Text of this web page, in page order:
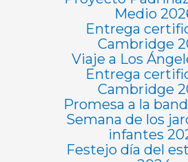
Medio
Entrega
Cambridge
Viaje a Los
Entrega
Cambridge
Promesa a la
Semana de los
infantes
Festejo día del